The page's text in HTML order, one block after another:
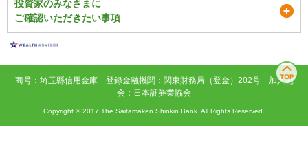
投資家のみなさまに
ご確認いただきたい事項
商号：埼玉縣信用金庫 登録金融機関：関東財務局（登金）202号 加入協
会：日本証券業協会
Copyright © 2017 The Saitamaken Shinkin Bank. All Rights Reserved.